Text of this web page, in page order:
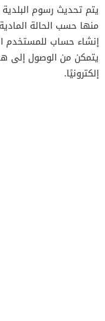
2
يتم تحديث رسوم البلدية
منها حسب الحالة
إنشاء حساب للمستخدم
يتمكن من الوصول إلى
إلكترونيًا.